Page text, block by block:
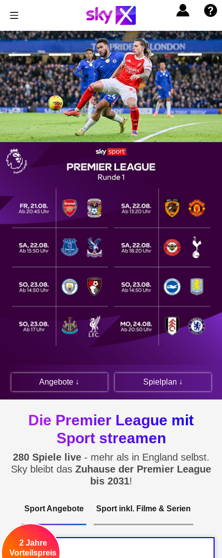
Angebote ↓ Spielplan ↓
Die Premier League mit
Sport streamen
280 Spiele live- mehr als in England selbst.
Sky bleibt das Zuhause der Premier League
bis 2031!
Sport Angebote Sport inkl. Filme & Serien
2 Jahre
Vorteilspreis